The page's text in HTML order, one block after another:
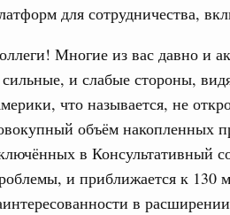
для сотрудничества,
Многие из вас давно и
и слабые стороны,
что называется, не
объём накопленных
в Консультативный
и приближается к 130
в
2026 года №2067-р
деятельность
флот
создан
среда. Развитие конкуренции
Мишустина с